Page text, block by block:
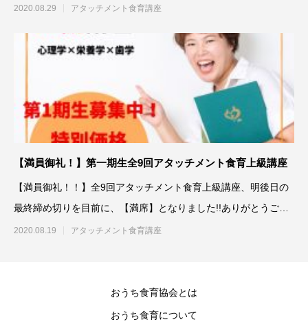
2020.08.29 アタッチメント食育講座
【満員御礼！】第一期生全9回アタッチメント食育上級講座
【満員御礼！！】全9回アタッチメント食育上級講座、明後日の
最終締め切りを目前に、【満席】となりました!!ありがとうござ
います！
2020.08.19 アタッチメント食育講座
おうち食育協会とは
おうち食育について